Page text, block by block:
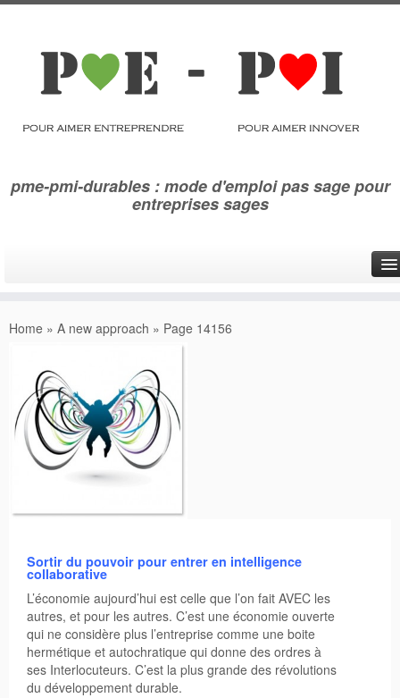
pme-pmi-durables : mode d'emploi pas sage pour
entreprises sages
Se réinventer
Photoglyphes
Sac de Mary Popin’s
Home » A new approach » Page 14156
Sortir du pouvoir pour entrer en intelligence
collaborative
L’économie aujourd’hui est celle que l’on fait AVEC les
autres, et pour les autres. C’est une économie ouverte
qui ne considère plus l’entreprise comme une boite
hermétique et autochratique qui donne des ordres à
ses Interlocuteurs. C’est la plus grande des révolutions
du développement durable.